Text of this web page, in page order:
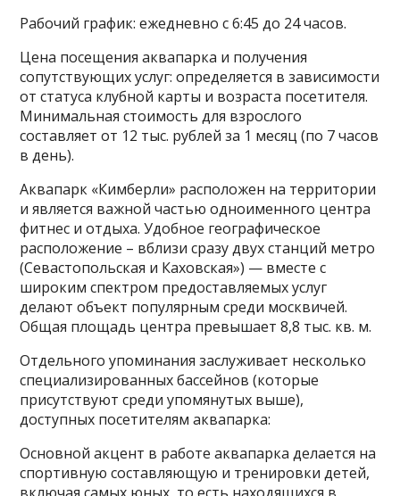
Рабочий график: ежедневно с 6:45 до 24 часов.
Цена посещения аквапарка и получения
сопутствующих услуг: определяется в зависимости
от статуса клубной карты и возраста посетителя.
Минимальная стоимость для взрослого
составляет от 12 тыс. рублей за 1 месяц (по 7 часов
в день).
Аквапарк «Кимберли» расположен на территории
и является важной частью одноименного центра
фитнес и отдыха. Удобное географическое
расположение – вблизи сразу двух станций метро
(Севастопольская и Каховская») — вместе с
широким спектром предоставляемых услуг
делают объект популярным среди москвичей.
Общая площадь центра превышает 8,8 тыс. кв. м.
Отдельного упоминания заслуживает несколько
специализированных бассейнов (которые
присутствуют среди упомянутых выше),
доступных посетителям аквапарка:
Основной акцент в работе аквапарка делается на
спортивную составляющую и тренировки детей,